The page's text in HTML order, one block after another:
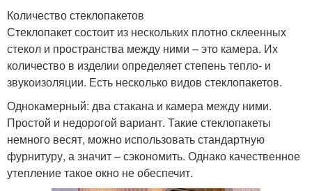
Количество стеклопакетов
Стеклопакет состоит из нескольких плотно склеенных
стекол и пространства между ними – это камера. Их
количество в изделии определяет степень тепло- и
звукоизоляции. Есть несколько видов стеклопакетов.
Однокамерный: два стакана и камера между ними.
Простой и недорогой вариант. Такие стеклопакеты
немного весят, можно использовать стандартную
фурнитуру, а значит – сэкономить. Однако качественное
утепление такое окно не обеспечит.